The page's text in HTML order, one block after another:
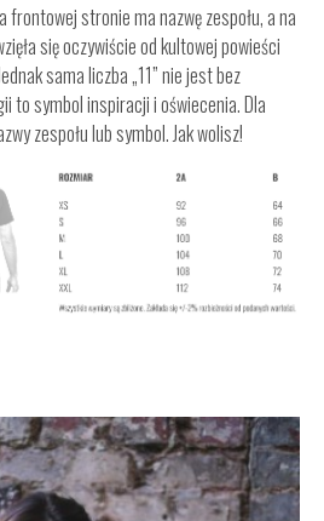
frontowej stronie ma nazwę zespołu, a na
się oczywiście od kultowej powieści
sama liczba „11” nie jest bez
to symbol inspiracji i oświecenia. Dla
zespołu lub symbol. Jak wolisz!